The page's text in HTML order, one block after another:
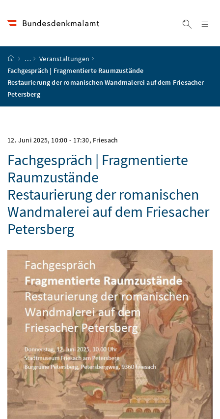
Startseite
…
Veranstaltungen
Fachgespräch | Fragmentierte Raumzustände
Restaurierung der romanischen Wandmalerei auf dem Friesacher
Petersberg
12. Juni 2025, 10:00 - 17:30, Friesach
Fachgespräch | Fragmentierte
Raumzustände
Restaurierung der romanischen
Wandmalerei auf dem Friesacher
Petersberg